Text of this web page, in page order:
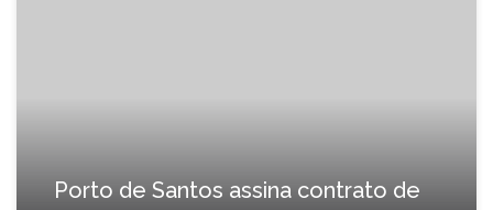
Porto de Santos assina contrato de